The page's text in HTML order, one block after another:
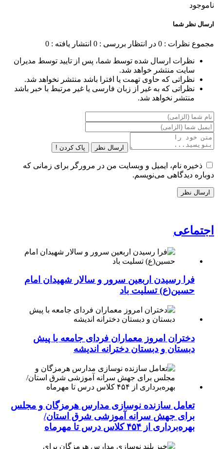
ناموجود
ارسال نظر شما
مجموع نظرات : 0 در انتظار بررسی : 0 انتشار یافته : 0
نظرات ارسال شده توسط شما، پس از تایید توسط مدیران
سایت منتشر خواهد شد.
نظراتی که حاوی تهمت یا افترا باشد منتشر نخواهد شد.
نظراتی که به غیر از زبان فارسی یا غیر مرتبط با خبر باشد
منتشر نخواهد شد.
ارسال نظر پاک کردن !
ذخیره نام، ایمیل و وبسایت من در مرورگر برای زمانی که
دوباره دیدگاهی می‌نویسم.
اجتماعی
فرا رسیدن اربعین سرور و سالار شهیدان امام
حسین(ع) تسلیت باد
دختران امروز معماران فردای جامعه با پیش
دبستان و دبستان دخترانه اندیشه
تعامل سازنده نوسازی مدارس هرمزگان و مجلس
برای جهش سرانه آموزشی شرق استان/
بهره‌برداری از ۴۵۴ کلاس درس تا مهرماه